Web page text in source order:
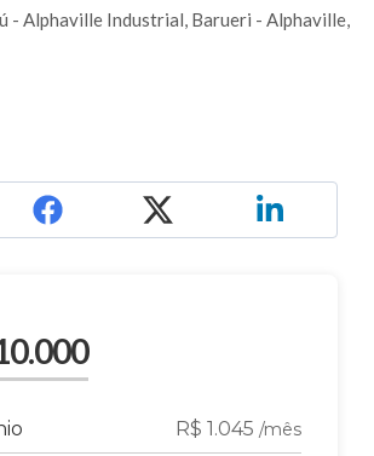
- Alphaville Industrial, Barueri - Alphaville,
R$ 1.045 /mês